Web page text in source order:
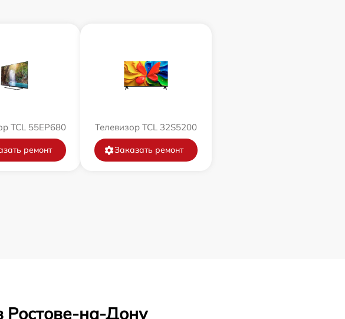
TCL 55EP680
ремонт
Телевизор TCL 32S5200
Заказать ремонт
Ростове-на-Дону